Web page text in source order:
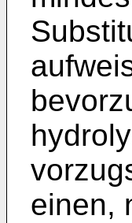
einen,